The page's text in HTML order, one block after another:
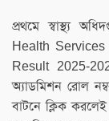
প্রথমে স্বাস্থ্য
Health Services
Result 2025-
অ্যাডমিশন রোল
বাটনে ক্লিক